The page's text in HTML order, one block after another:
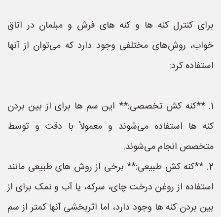
برای کنترل کنه ها و کنه های فرش و مبلمان در اتاق
خواب، روش‌های مختلفی وجود دارد که می‌توان از آنها
استفاده کرد:
1. **کنه کش تخصصی:** این سم ها برای از بین بردن
کنه ها استفاده می‌شوند و معمولاً با دقت و توسط
متخصص انجام می‌شوند.
2. **کنه کش طبیعی:** برخی از روش های طبیعی مانند
استفاده از روغن درخت چای، سرکه، یا آب و نمک برای از
بین بردن کنه ها وجود دارد، اما اثربخشی آنها کمتر از سم